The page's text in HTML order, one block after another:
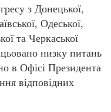
з Донецької,
Одеської,
та Черкаської
низку питань
в Офісі Президента
відповідних